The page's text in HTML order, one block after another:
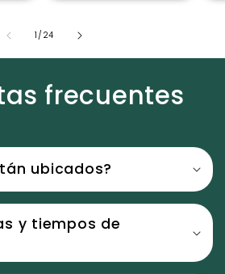
1/ de
24
frecuentes
ubicados?
y tiempos de